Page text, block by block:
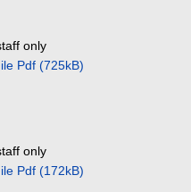
only
Pdf (725kB)
only
Pdf (172kB)